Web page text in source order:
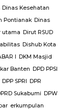
Dinas Kesehatan
Pontianak Dinas
utama Dirut RSUD
Dishub Kota
I DKM Masjid
Banten DPD PPSI
DPP SPRI DPR
Sukabumi DPW
erkumpulan